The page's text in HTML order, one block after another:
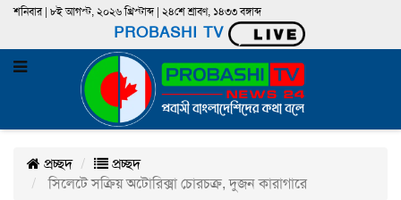
শনিবার | ৮ই আগস্ট, ২০২৬ খ্রিস্টাব্দ | ২৪শে শ্রাবণ, ১৪৩৩ বঙ্গাব্দ
PROBASHI TV
প্রচ্ছদ
প্রচ্ছদ
সিলেটে সক্রিয় অটোরিক্সা চোরচক্র, দুজন কারাগারে